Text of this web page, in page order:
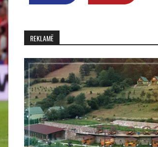
REKLAMË